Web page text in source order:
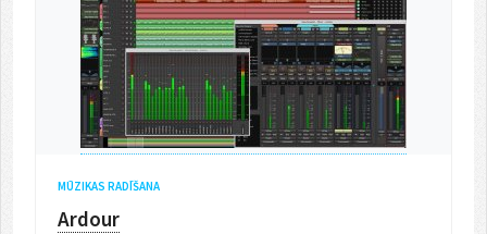
MŪZIKAS RADĪŠANA
Ardour